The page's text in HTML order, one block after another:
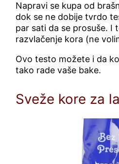
Napravi se kupa od
dok se ne dobije tvrdo
par sati da se prosuše. I
razvlačenje kora (ne
Ovo testo možete i da
tako rade vaše bake.
Sveže kore za